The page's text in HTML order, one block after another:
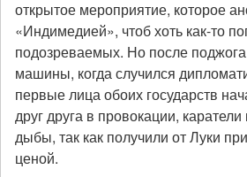
открытое мероприятие, которое
«Индимедией», чтоб хоть как-то
подозреваемых. Но после
машины, когда случился
первые лица обоих государств
друг друга в провокации,
дыбы, так как получили от Луки
ценой.